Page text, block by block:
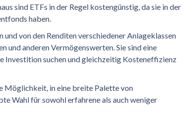
sind ETFs in der Regel kostengünstig, da sie in der
haben.
von den Renditen verschiedener Anlageklassen
anderen Vermögenswerten. Sie sind eine
suchen und gleichzeitig Kosteneffizienz
Möglichkeit, in eine breite Palette von
Wahl für sowohl erfahrene als auch weniger